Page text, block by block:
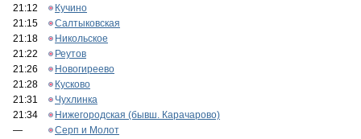
21:12
Кучино
21:15
Салтыковская
21:18
Никольское
21:22
Реутов
21:26
Новогиреево
21:28
Кусково
21:31
Чухлинка
21:34
Нижегородская (бывш. Карачарово)
—
Серп и Молот